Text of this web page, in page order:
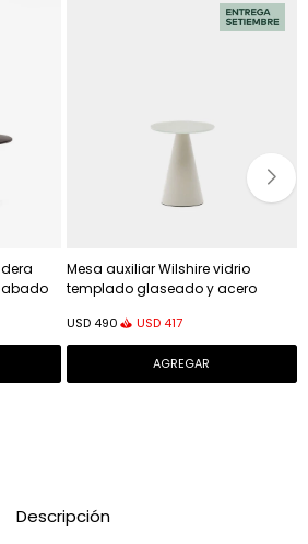
Mesa auxiliar Wilshire vidrio
templado glaseado y acero
Ø35cm
USD 490 USD 417
Descripción